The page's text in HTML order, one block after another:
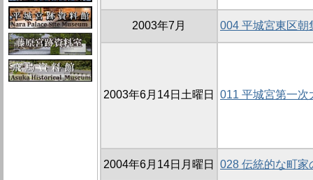
2003年7月 004 平城宮東区朝
2003年6月14日土曜日 011 平城宮第一次
2004年6月14日月曜日 028 伝統的な町